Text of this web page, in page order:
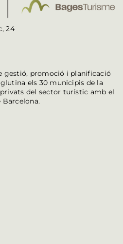
24
gestió, promoció i planificació
els 30 municipis de la
del sector turístic amb el